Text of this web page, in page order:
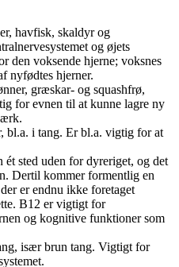
havfisk, skaldyr og
og øjets
den voksende hjerne; voksnes
nyfødtes hjerner.
græskar- og squashfrø,
for evnen til at kunne lagre ny
bl.a. i tang. Er bl.a. vigtig for at
sted uden for dyreriget, og det
Dertil kommer formentlig en
er endnu ikke foretaget
B12 er vigtigt for
og kognitive funktioner som
især brun tang. Vigtigt for